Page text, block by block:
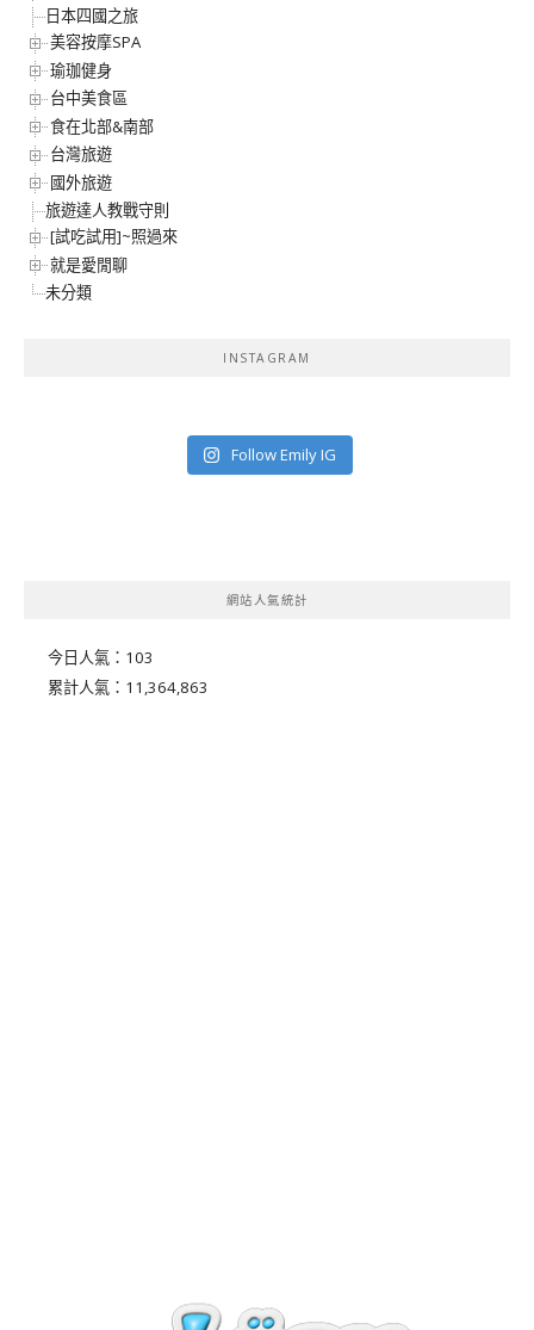
日本四國之旅
美容按摩SPA
瑜珈健身
台中美食區
食在北部&南部
台灣旅遊
國外旅遊
旅遊達人教戰守則
[試吃試用]~照過來
就是愛閒聊
未分類
INSTAGRAM
Follow Emily IG
網站人氣統計
今日人氣： 103
累計人氣： 11,364,863